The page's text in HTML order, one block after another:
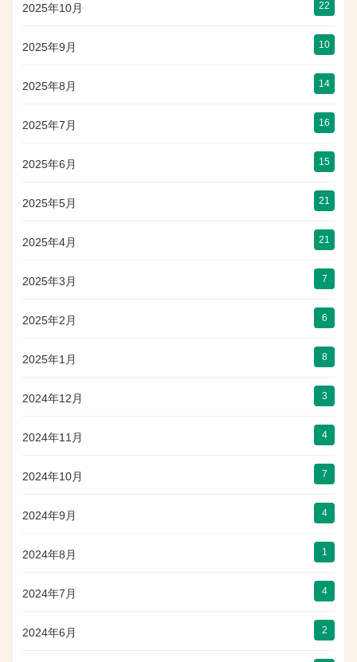
2025年10月 22
2025年9月 10
2025年8月 14
2025年7月 16
2025年6月 15
2025年5月 21
2025年4月 21
2025年3月 7
2025年2月 6
2025年1月 8
2024年12月 3
2024年11月 4
2024年10月 7
2024年9月 4
2024年8月 1
2024年7月 4
2024年6月 2